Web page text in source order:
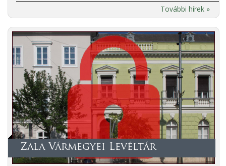
További hírek »
Zala Vármegyei Levéltár